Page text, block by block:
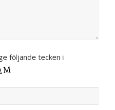
följande tecken i